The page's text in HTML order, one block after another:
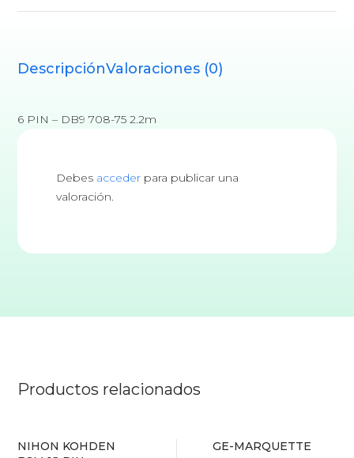
DescripciónValoraciones (0)
6 PIN – DB9 708-75 2.2m
Debes accederpara publicar una
valoración.
Productos relacionados
NIHON KOHDEN
GE-MARQUETTE